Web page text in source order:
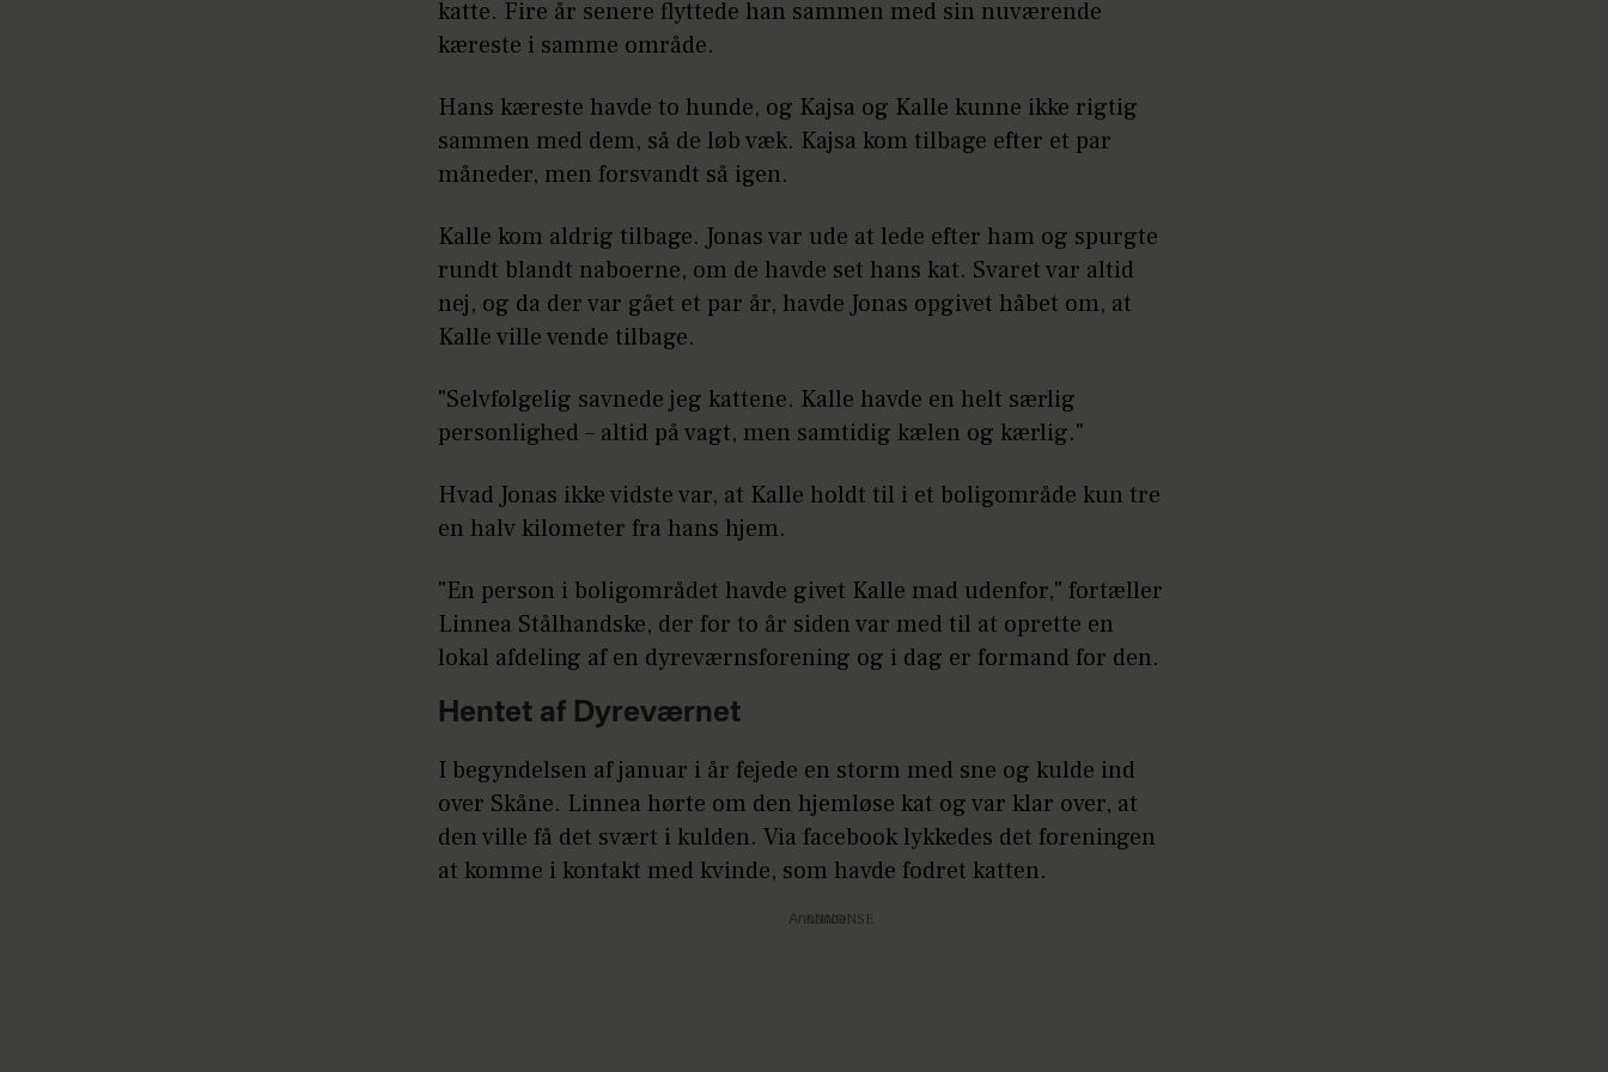
katte. Fire år senere flyttede han sammen med sin nuværende
kæreste i samme område.
Hans kæreste havde to hunde, og Kajsa og Kalle kunne ikke rigtig
sammen med dem, så de løb væk. Kajsa kom tilbage efter et par
måneder, men forsvandt så igen.
Kalle kom aldrig tilbage. Jonas var ude at lede efter ham og spurgte
rundt blandt naboerne, om de havde set hans kat. Svaret var altid
nej, og da der var gået et par år, havde Jonas opgivet håbet om, at
Kalle ville vende tilbage.
"Selvfølgelig savnede jeg kattene. Kalle havde en helt særlig
personlighed – altid på vagt, men samtidig kælen og kærlig."
Hvad Jonas ikke vidste var, at Kalle holdt til i et boligområde kun tre
en halv kilometer fra hans hjem.
"En person i boligområdet havde givet Kalle mad udenfor," fortæller
Linnea Stålhandske, der for to år siden var med til at oprette en
lokal afdeling af en dyreværnsforening og i dag er formand for den.
Hentet af Dyreværnet
I begyndelsen af januar i år fejede en storm med sne og kulde ind
over Skåne. Linnea hørte om den hjemløse kat og var klar over, at
den ville få det svært i kulden. Via facebook lykkedes det foreningen
at komme i kontakt med kvinde, som havde fodret katten.
Annonce